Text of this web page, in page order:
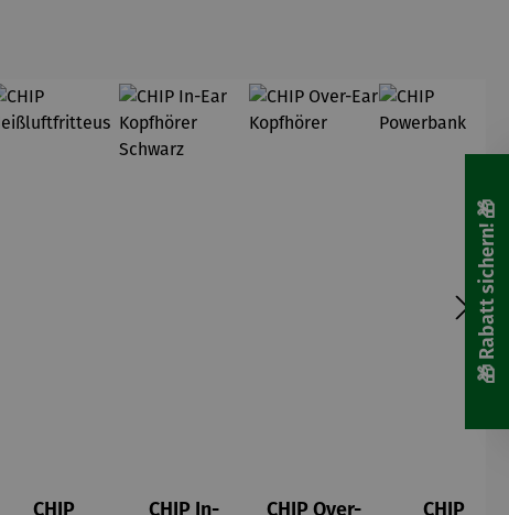
CHIP
CHIP In-
CHIP Over-
CHIP
🎁 Rabatt sichern! 🎁